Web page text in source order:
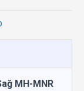
MH-MNR